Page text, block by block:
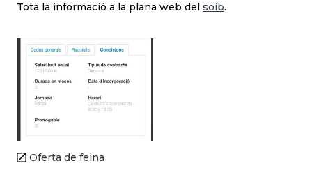
Tota la informació a la plana web del soib.
Oferta de feina